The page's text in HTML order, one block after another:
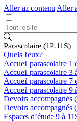
Aller au contenu Aller
Parascolaire (1P-11S)
Quels lieux?
Accueil parascolaire 1
Accueil parascolaire 3
Accueil parascolaire 7
Accueil parascolaire 9
Devoirs accompagnés
Devoirs accompagnés
Espaces d’étude 9 à